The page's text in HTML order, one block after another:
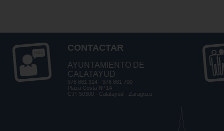
CONTACTAR
AYUNTAMIENTO DE
CALATAYUD
976 881 314 - 976 881 700
Plaza Costa Nº 14
C.P. 50300 - Calatayud - Zaragoza